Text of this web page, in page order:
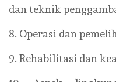
dan teknik
8. Operasi dan
9. Rehabilitasi dan